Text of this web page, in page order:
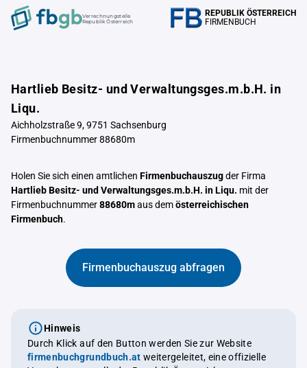
Verrechnungstelle
Republik Österreich
REPUBLIK ÖSTERREICH
FIRMENBUCH
Hartlieb Besitz- und Verwaltungsges.m.b.H. in
Liqu.
Aichholzstraße 9, 9751 Sachsenburg
Firmenbuchnummer 88680m
Holen Sie sich einen amtlichen Firmenbuchauszugder Firma
Hartlieb Besitz- und Verwaltungsges.m.b.H. in Liqu. mit der
Firmenbuchnummer88680maus demösterreichischen
Firmenbuch.
Firmenbuchauszug abfragen
Hinweis
Durch Klick auf den Button werden Sie zur Website
firmenbuchgrundbuch.at weitergeleitet, eine offizielle